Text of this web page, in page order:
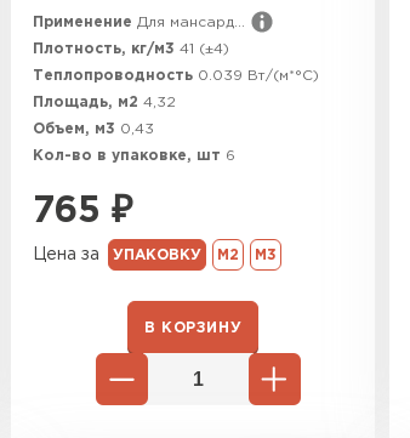
Применение Для мансард...
Плотность, кг/м3 41 (±4)
Теплопроводность 0.039 Вт/(м*°C)
Площадь, м2 4,32
Объем, м3 0,43
Кол-во в упаковке, шт 6
765 ₽
Цена за УПАКОВКУ М2 М3
В КОРЗИНУ